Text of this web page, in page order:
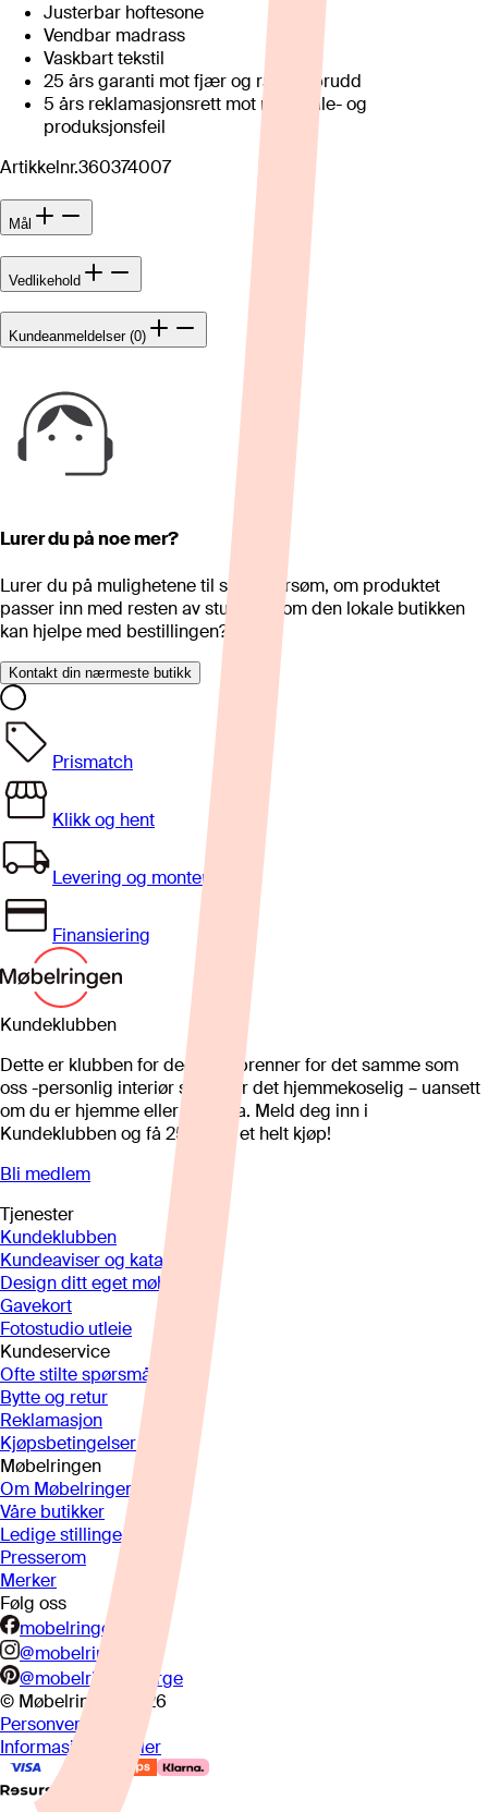
Justerbar hoftesone
Vendbar madrass
Vaskbart tekstil
25 års garanti mot fjær og rammebrudd
5 års reklamasjonsrett mot materiale- og
produksjonsfeil
Artikkelnr.360374007
Mål
Vedlikehold
Kundeanmeldelser (0)
Lurer du på noe mer?
Lurer du på mulighetene til skreddersøm, om produktet
passer inn med resten av stua eller om den lokale butikken
kan hjelpe med bestillingen?
Kontakt din nærmeste butikk
Prismatch
Klikk og hent
Levering og montering
Finansiering
Kundeklubben
Dette er klubben for deg som brenner for det samme som
oss -personlig interiør som gjør det hjemmekoselig – uansett
om du er hjemme eller på hytta. Meld deg inn i
Kundeklubben og få 25%* på et helt kjøp!
Bli medlem
Tjenester
Kundeklubben
Kundeaviser og kataloger
Design ditt eget møbel
Gavekort
Fotostudio utleie
Kundeservice
Ofte stilte spørsmål
Bytte og retur
Reklamasjon
Kjøpsbetingelser
Møbelringen
Om Møbelringen
Våre butikker
Ledige stillinger
Presserom
Merker
Følg oss
mobelringen.no
@mobelringen
@mobelringennorge
© Møbelringen
2026
Personvern
Informasjonskapsler